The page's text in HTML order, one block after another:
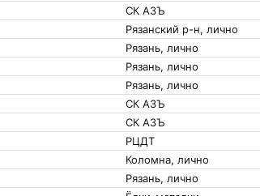
СК АЗЪ
Рязанский р-н, лично
Рязань, лично
Рязань, лично
Рязань, лично
СК АЗЪ
СК АЗЪ
РЦДТ
Коломна, лично
Рязань, лично